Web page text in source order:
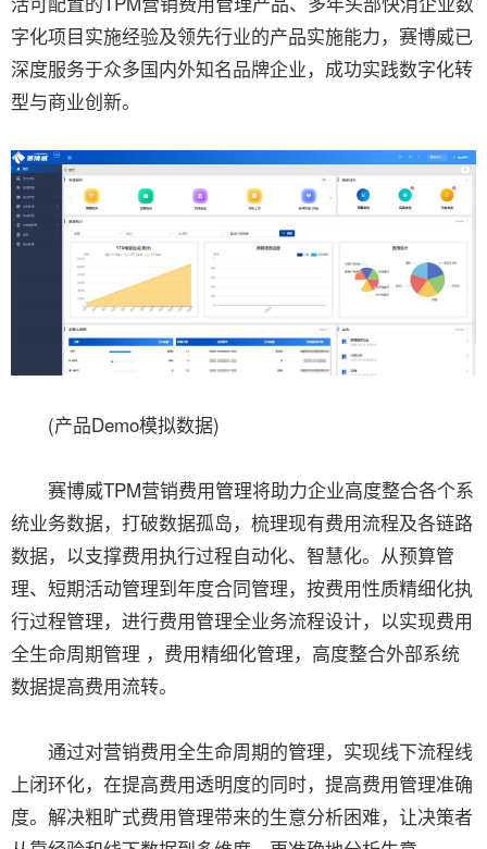
字化项目实施经验及领先行业的产品实施能力，赛博威已
深度服务于众多国内外知名品牌企业，成功实践数字化转
型与商业创新。
(产品Demo模拟数据)
赛博威TPM营销费用管理将助力企业高度整合各个系
统业务数据，打破数据孤岛，梳理现有费用流程及各链路
数据，以支撑费用执行过程自动化、智慧化。从预算管
理、短期活动管理到年度合同管理，按费用性质精细化执
行过程管理，进行费用管理全业务流程设计，以实现费用
全生命周期管理 ，费用精细化管理，高度整合外部系统
数据提高费用流转。
通过对营销费用全生命周期的管理，实现线下流程线
上闭环化，在提高费用透明度的同时，提高费用管理准确
度。解决粗旷式费用管理带来的生意分析困难，让决策者